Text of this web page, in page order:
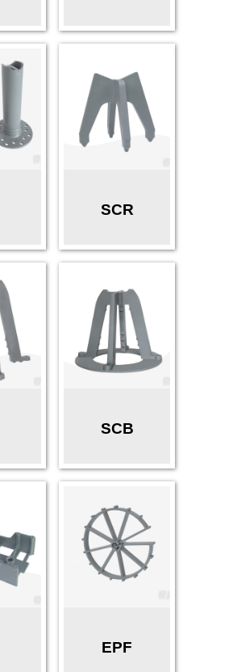
SCR
SCB
EPF